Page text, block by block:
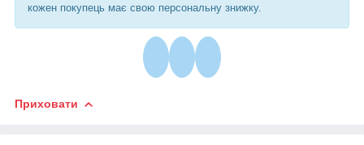
кожен покупець має свою персональну знижку.
Приховати